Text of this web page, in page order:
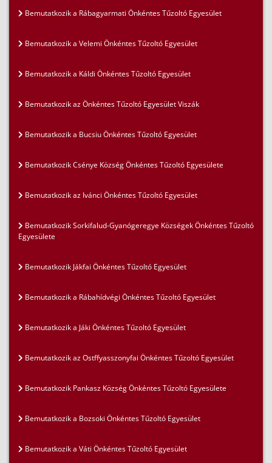
Bemutatkozik a Rábagyarmati Önkéntes Tűzoltó Egyesület
Bemutatkozik a Velemi Önkéntes Tűzoltó Egyesület
Bemutatkozik a Káldi Önkéntes Tűzoltó Egyesület
Bemutatkozik az Önkéntes Tűzoltó Egyesület Viszák
Bemutatkozik a Bucsiu Önkéntes Tűzoltó Egyesület
Bemutatkozik Csénye Község Önkéntes Tűzoltó Egyesülete
Bemutatkozik az Ivánci Önkéntes Tűzoltó Egyesület
Bemutatkozik Sorkifalud-Gyanógeregye Községek Önkéntes Tűzoltó
Egyesülete
Bemutatkozik Jákfai Önkéntes Tűzoltó Egyesület
Bemutatkozik a Rábahídvégi Önkéntes Tűzoltó Egyesület
Bemutatkozik a Jáki Önkéntes Tűzoltó Egyesület
Bemutatkozik az Ostffyasszonyfai Önkéntes Tűzoltó Egyesület
Bemutatkozik Pankasz Község Önkéntes Tűzoltó Egyesülete
Bemutatkozik a Bozsoki Önkéntes Tűzoltó Egyesület
Bemutatkozik a Váti Önkéntes Tűzoltó Egyesület